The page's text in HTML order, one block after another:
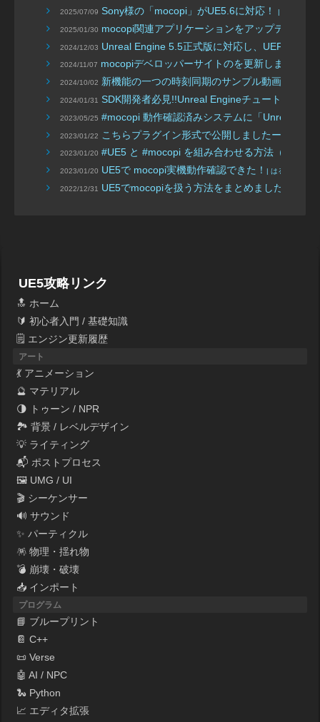
2025/07/09 Sony様の「mocopi」がUE5.6に対応！ | アンリアル
2025/01/30 mocopi関連アプリケーションをアップデート！
2024/12/03 Unreal Engine 5.5正式版に対応し、UEFNでの
2024/11/07 mocopiデベロッパーサイトのを更新しました！
2024/10/02 新機能の一つの時刻同期のサンプル動画を公開
2024/01/31 SDK開発者必見!!Unreal Engineチュートリアル
2023/05/25 #mocopi 動作確認済みシステムに「Unreal
2023/01/22 こちらプラグイン形式で公開しましたー！
2023/01/20 #UE5 と #mocopi を組み合わせる方法（自分用
2023/01/20 UE5で mocopi実機動作確認できた！ | はるべえ haru
2022/12/31 UE5でmocopiを扱う方法をまとめました。
UE5攻略リンク
🔝 ホーム
🔰 初心者入門 / 基礎知識
🗒 エンジン更新履歴
アート
💃 アニメーション
🔮 マテリアル
🌗 トゥーン / NPR
🏞 背景 / レベルデザイン
💡 ライティング
📬 ポストプロセス
🖼 UMG / UI
🎬 シーケンサー
🔊 サウンド
✨ パーティクル
🪅 物理・揺れ物
💣 崩壊・破壊
📥 インポート
プログラム
📘 ブループリント
📔 C++
📜 Verse
🤖 AI / NPC
🐍 Python
📈 エディタ拡張